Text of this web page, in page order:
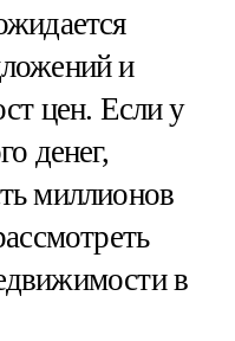
и
цен. Если у
денег,
миллионов
в